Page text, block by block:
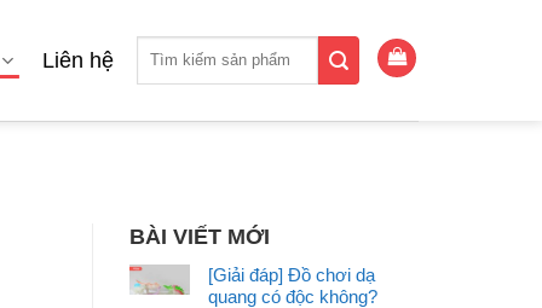
Liên hệ
kiếm:
BÀI VIẾT MỚI
[Giải đáp] Đồ chơi dạ
quang có độc không?